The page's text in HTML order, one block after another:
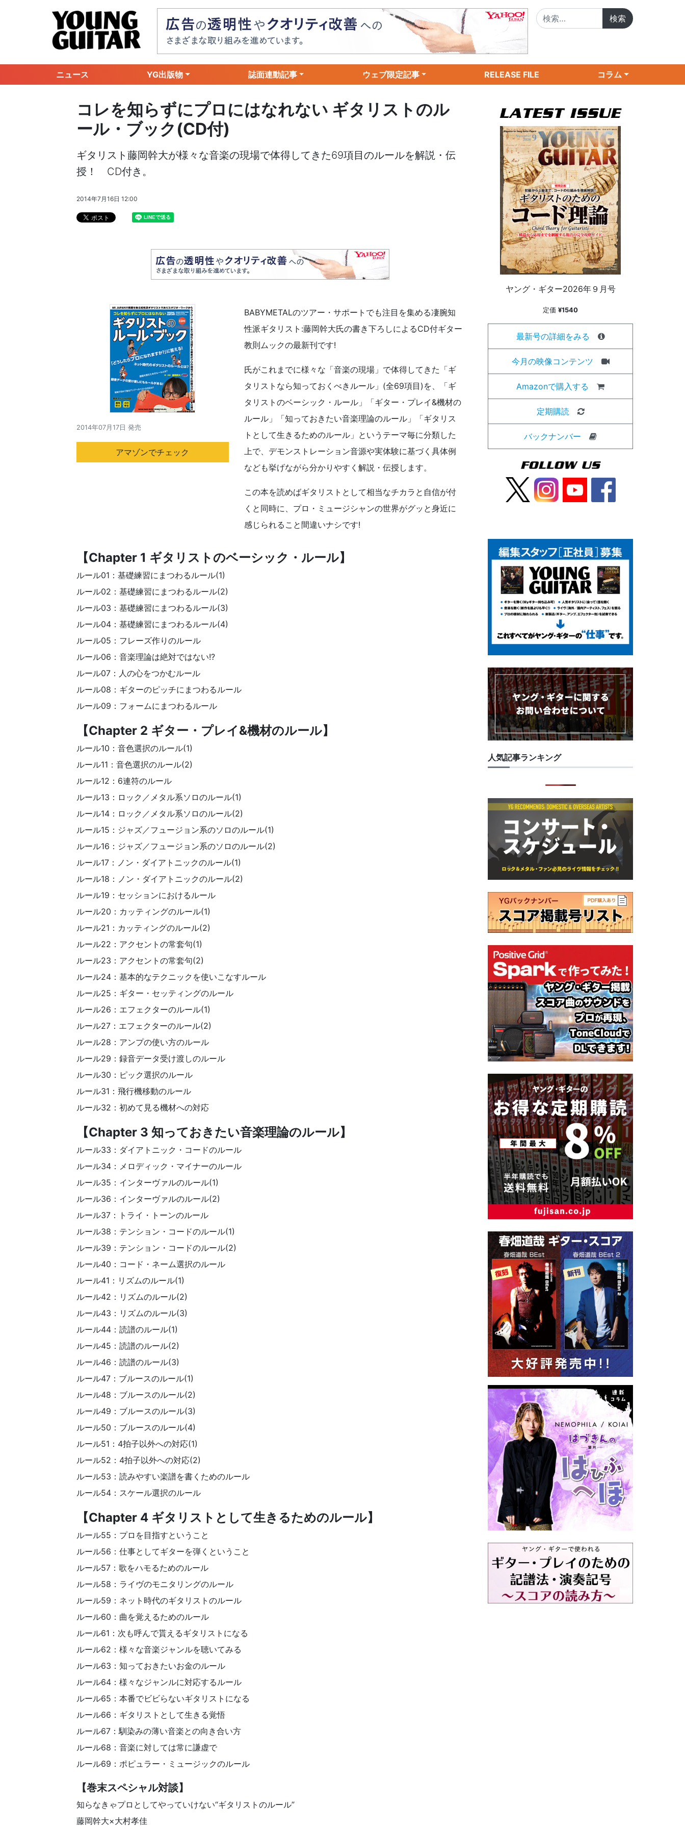
ニュース YG出版物 誌面連動記事 ウェブ限定記事 RELEASE FILE コラム
コレを知らずにプロにはなれない ギタリストのル
ール・ブック(CD付)
ギタリスト藤岡幹大が様々な音楽の現場で体得してきた69項目のルールを解説・伝
授！ CD付き。
2014年7月16日 12:00
2014年07月17日 発売
アマゾンでチェック
BABYMETALのツアー・サポートでも注目を集める凄腕知
性派ギタリスト:藤岡幹大氏の書き下ろしによるCD付ギター
教則ムックの最新刊です!
氏がこれまでに様々な「音楽の現場」で体得してきた「ギ
タリストなら知っておくべきルール」(全69項目)を、「ギ
タリストのベーシック・ルール」「ギター・プレイ&機材の
ルール」「知っておきたい音楽理論のルール」「ギタリス
トとして生きるためのルール」というテーマ毎に分類した
上で、デモンストレーション音源や実体験に基づく具体例
なども挙げながら分かりやすく解説・伝授します。
この本を読めばギタリストとして相当なチカラと自信が付
くと同時に、プロ・ミュージシャンの世界がグッと身近に
感じられること間違いナシです!
【Chapter 1 ギタリストのベーシック・ルール】
ルール01：基礎練習にまつわるルール(1)
ルール02：基礎練習にまつわるルール(2)
ルール03：基礎練習にまつわるルール(3)
ルール04：基礎練習にまつわるルール(4)
ルール05：フレーズ作りのルール
ルール06：音楽理論は絶対ではない!?
ルール07：人の心をつかむルール
ルール08：ギターのピッチにまつわるルール
ルール09：フォームにまつわるルール
【Chapter 2 ギター・プレイ&機材のルール】
ルール10：音色選択のルール(1)
ルール11：音色選択のルール(2)
ルール12：6連符のルール
ルール13：ロック／メタル系ソロのルール(1)
ルール14：ロック／メタル系ソロのルール(2)
ルール15：ジャズ／フュージョン系のソロのルール(1)
ルール16：ジャズ／フュージョン系のソロのルール(2)
ルール17：ノン・ダイアトニックのルール(1)
ルール18：ノン・ダイアトニックのルール(2)
ルール19：セッションにおけるルール
ルール20：カッティングのルール(1)
ルール21：カッティングのルール(2)
ルール22：アクセントの常套句(1)
ルール23：アクセントの常套句(2)
ルール24：基本的なテクニックを使いこなすルール
ルール25：ギター・セッティングのルール
ルール26：エフェクターのルール(1)
ルール27：エフェクターのルール(2)
ルール28：アンプの使い方のルール
ルール29：録音データ受け渡しのルール
ルール30：ピック選択のルール
ルール31：飛行機移動のルール
ルール32：初めて見る機材への対応
【Chapter 3 知っておきたい音楽理論のルール】
ルール33：ダイアトニック・コードのルール
ルール34：メロディック・マイナーのルール
ルール35：インターヴァルのルール(1)
ルール36：インターヴァルのルール(2)
ルール37：トライ・トーンのルール
ルール38：テンション・コードのルール(1)
ルール39：テンション・コードのルール(2)
ルール40：コード・ネーム選択のルール
ルール41：リズムのルール(1)
ルール42：リズムのルール(2)
ルール43：リズムのルール(3)
ルール44：読譜のルール(1)
ルール45：読譜のルール(2)
ルール46：読譜のルール(3)
ルール47：ブルースのルール(1)
ルール48：ブルースのルール(2)
ルール49：ブルースのルール(3)
ルール50：ブルースのルール(4)
ルール51：4拍子以外への対応(1)
ルール52：4拍子以外への対応(2)
ルール53：読みやすい楽譜を書くためのルール
ルール54：スケール選択のルール
【Chapter 4 ギタリストとして生きるためのルール】
ルール55：プロを目指すということ
ルール56：仕事としてギターを弾くということ
ルール57：歌をハモるためのルール
ルール58：ライヴのモニタリングのルール
ルール59：ネット時代のギタリストのルール
ルール60：曲を覚えるためのルール
ルール61：次も呼んで貰えるギタリストになる
ルール62：様々な音楽ジャンルを聴いてみる
ルール63：知っておきたいお金のルール
ルール64：様々なジャンルに対応するルール
ルール65：本番でビビらないギタリストになる
ルール66：ギタリストとして生きる覚悟
ルール67：馴染みの薄い音楽との向き合い方
ルール68：音楽に対しては常に謙虚で
ルール69：ポピュラー・ミュージックのルール
【巻末スペシャル対談】
知らなきゃプロとしてやっていけない“ギタリストのルール”
藤岡幹大×大村孝佳
ヤング・ギター2026年９月号
定価 ¥1540
最新号の詳細をみる
今月の映像コンテンツ
Amazonで購入する
定期購読
バックナンバー
人気記事ランキング